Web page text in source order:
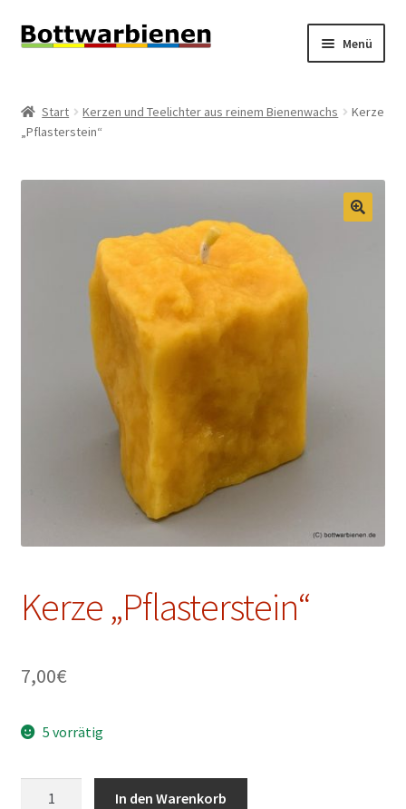
Zur
Zum
Menü
SHOP
INFORMATIONEN
öffnen
IMPRESSUM
Start Kerzen und Teelichter aus reinem Bienenwachs
Kerze
„Pflasterstein“
Kerze „Pflasterstein“
7,00€
5 vorrätig
In den Warenkorb